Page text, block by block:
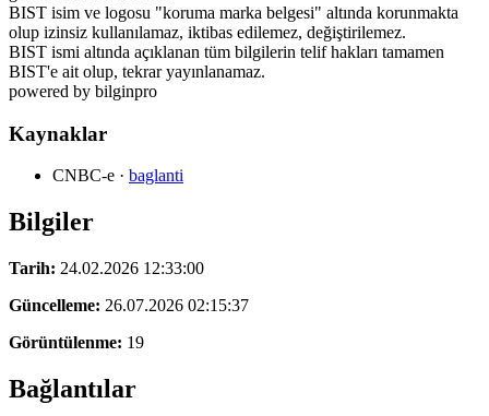
BIST isim ve logosu "koruma marka belgesi" altında korunmakta
olup izinsiz kullanılamaz, iktibas edilemez, değiştirilemez.
BIST ismi altında açıklanan tüm bilgilerin telif hakları tamamen
BIST'e ait olup, tekrar yayınlanamaz.
powered by bilginpro
Kaynaklar
CNBC-e · baglanti
Bilgiler
Tarih: 24.02.2026 12:33:00
Güncelleme: 26.07.2026 02:15:37
Görüntülenme: 19
Bağlantılar